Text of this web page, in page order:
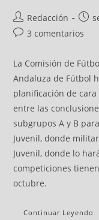
Redacción
3 comentarios
La Comisión de
Andaluza de Fútbol
planificación de
entre las
subgrupos A y B
Juvenil, donde
Juvenil, donde lo
competiciones
octubre.
Continuar Leyendo